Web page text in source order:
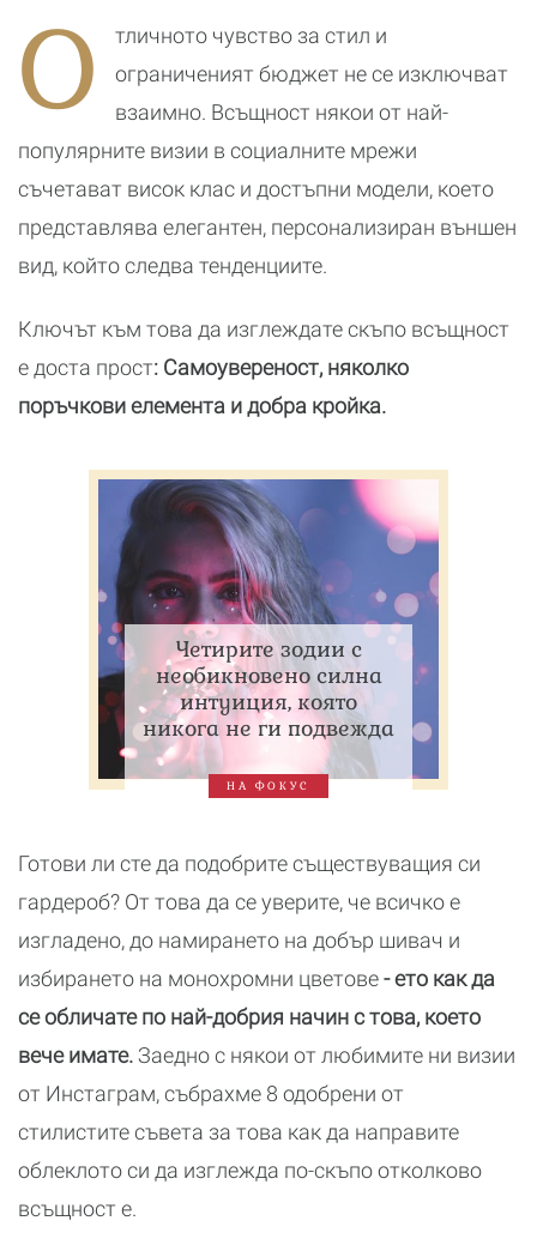
шикозна
розова коса –
дело на
звезден
стилист!
прическа на
България
нова операция
в Истанбул
О
тличното чувство за стил и
ограниченият бюджет не се изключват
взаимно. Всъщност някои от най-
популярните визии в социалните мрежи
съчетават висок клас и достъпни модели, което
представлява елегантен, персонализиран външен
вид, който следва тенденциите.
Ключът към това да изглеждате скъпо всъщност
е доста прост: Самоувереност, няколко
поръчкови елемента и добра кройка.
Четирите зодии с
необикновено силна
интуиция, която
никога не ги подвежда
НА ФОКУС
Готови ли сте да подобрите съществуващия си
гардероб? От това да се уверите, че всичко е
изгладено, до намирането на добър шивач и
избирането на монохромни цветове- ето как да
се обличате по най-добрия начин с това, което
вече имате. Заедно с някои от любимите ни визии
от Инстаграм, събрахме 8 одобрени от
стилистите съвета за това как да направите
облеклото си да изглежда по-скъпо отколково
всъщност е.